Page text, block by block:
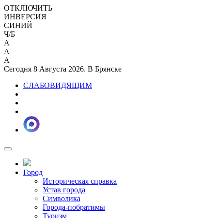
ОТКЛЮЧИТЬ
ИНВЕРСИЯ
СИНИЙ
Ч/Б
A
A
A
Сегодня 8 Августа 2026. В Брянске
СЛАБОВИДЯЩИМ
Город
Историческая справка
Устав города
Символика
Города-побратимы
Туризм